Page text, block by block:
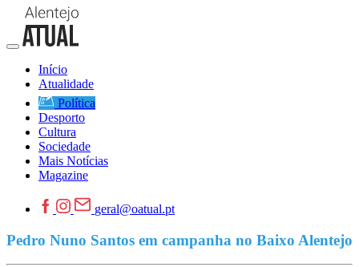
Início
Atualidade
Política
Desporto
Cultura
Sociedade
Mais Notícias
Magazine
geral@oatual.pt
Pedro Nuno Santos em campanha no Baixo Alentejo